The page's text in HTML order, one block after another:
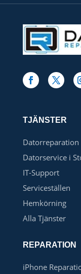
TJÄNSTER
Datorreparation
Datorservice i
IT-Support
Serviceställen
Hemkörning
Alla Tjänster
REPARATION
iPhone